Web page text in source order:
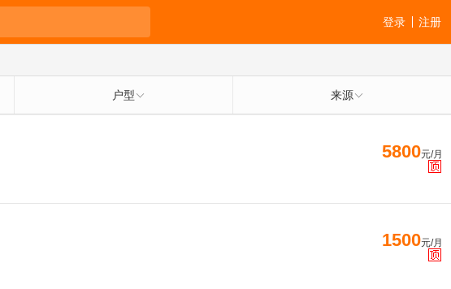
注册
登录
户型 来源
5800元/月
1500元/月